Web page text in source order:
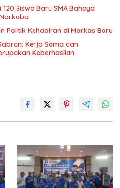
Siswa Baru SMA Bahaya
Politik Kehadiran di Markas Baru
Kerja Sama dan
Keberhasilan